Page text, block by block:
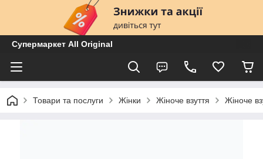
Супермаркет All Original
Товари та послуги Жінки Жіноче взуття Жіноче